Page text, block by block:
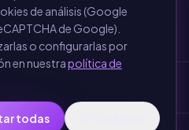
de análisis (Google
de Google).
o configurarlas por
en nuestrapolítica de
todas